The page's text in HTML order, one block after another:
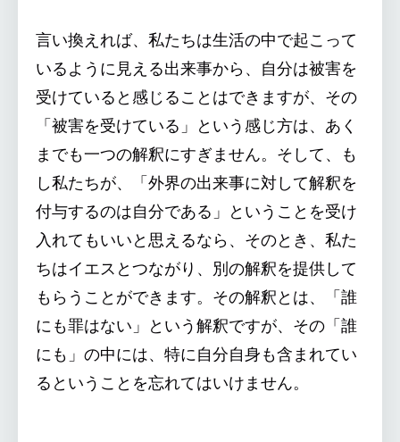
言い換えれば、私たちは生活の中で起こって
いるように見える出来事から、自分は被害を
受けていると感じることはできますが、その
「被害を受けている」という感じ方は、あく
までも一つの解釈にすぎません。そして、も
し私たちが、「外界の出来事に対して解釈を
付与するのは自分である」ということを受け
入れてもいいと思えるなら、そのとき、私た
ちはイエスとつながり、別の解釈を提供して
もらうことができます。その解釈とは、「誰
にも罪はない」という解釈ですが、その「誰
にも」の中には、特に自分自身も含まれてい
るということを忘れてはいけません。